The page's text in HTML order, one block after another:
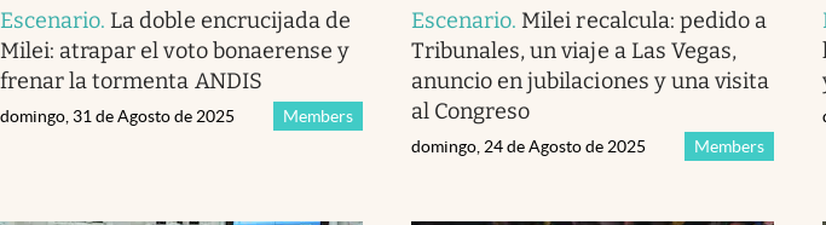
Escenario. La doble encrucijada de
Milei: atrapar el voto bonaerense y
frenar la tormenta ANDIS
Members
domingo, 31 de Agosto de 2025
Escenario. Milei recalcula: pedido a
Tribunales, un viaje a Las Vegas,
anuncio en jubilaciones y una visita
al Congreso
Members
domingo, 24 de Agosto de 2025